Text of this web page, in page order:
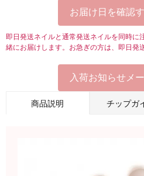
お届け日を確認
即日発送ネイルと通常発送ネイルを同時に
緒にお届けします。お急ぎの方は、即日発
入荷お知らせメ
商品説明 チップガ